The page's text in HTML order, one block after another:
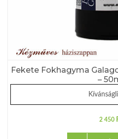
Fekete Fokhagyma
–
2 450